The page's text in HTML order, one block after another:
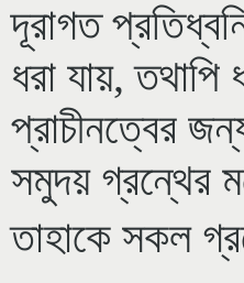
দূরাগত
ধরা যায়,
প্রাচীনত্বের
সমুদয় গ্রন্থের
তাহাকে সকল